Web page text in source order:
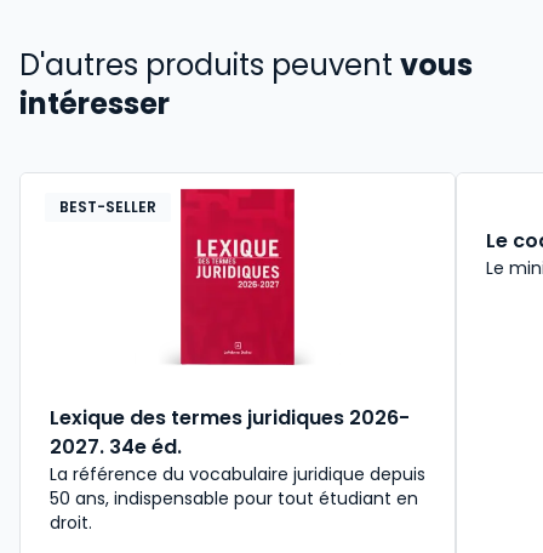
D'autres produits peuvent vous
intéresser
BEST-SELLER
Lexique des termes juridiques 2026-
2027. 34e éd.
La référence du vocabulaire juridique depuis
50 ans, indispensable pour tout étudiant en
droit.​
Le
Le